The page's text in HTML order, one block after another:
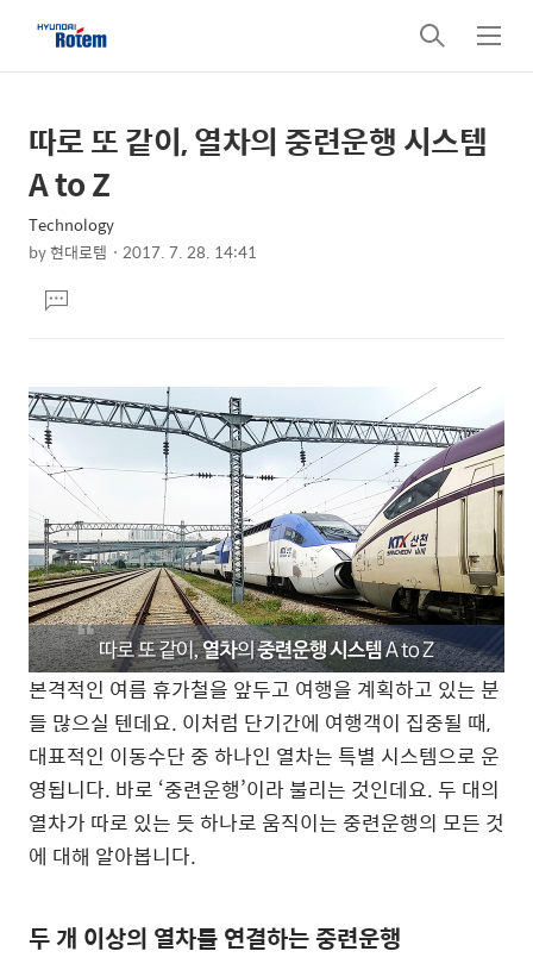
검
색
메
뉴
상
세
컨
텐
본
제
목
따로 또 같이, 열차의 중련운행 시스템
A to Z
Technology
by현대로템 2017. 7. 28. 14:41
문댓
글
본격적인 여름 휴가철을 앞두고 여행을 계획하고 있는 분
들 많으실 텐데요. 이처럼 단기간에 여행객이 집중될 때,
대표적인 이동수단 중 하나인 열차는 특별 시스템으로 운
영됩니다. 바로 ‘중련운행’이라 불리는 것인데요. 두 대의
열차가 따로 있는 듯 하나로 움직이는 중련운행의 모든 것
에 대해 알아봅니다.
두 개 이상의 열차를 연결하는 중련운행